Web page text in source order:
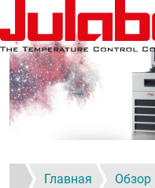
Перейти к основному
Главная Обзор